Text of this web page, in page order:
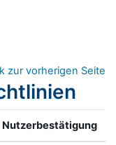
zur vorherigen Seite
Nutzerbestätigung